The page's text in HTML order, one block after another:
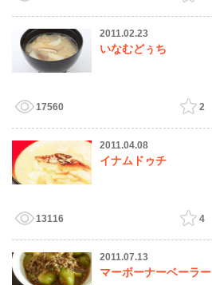
2011.02.23
いなむどぅち
17560
2
2011.04.08
イナムドゥチ
13116
4
2011.07.13
マーボーナーベーラー